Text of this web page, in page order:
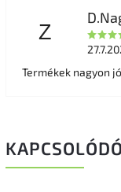
Z
Termékek nagyon